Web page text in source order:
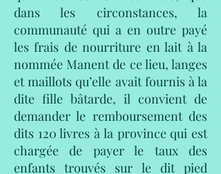
dans les circonstances, la
communauté qui a en outre payé
les frais de nourriture en lait à la
nommée Manent de ce lieu, langes
et maillots qu’elle avait fournis à la
dite fille bâtarde, il convient de
demander le remboursement des
dits 120 livres à la province qui est
chargée de payer le taux des
enfants trouvés sur le dit pied